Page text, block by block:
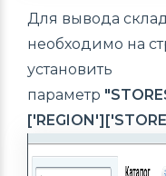
Для вывода
необходимо на
установить
параметр